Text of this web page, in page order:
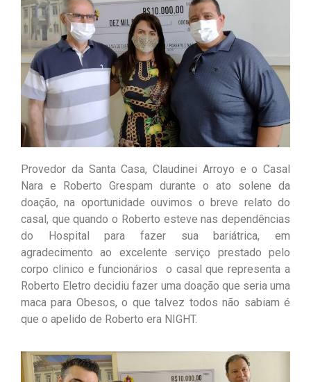
Provedor da Santa Casa, Claudinei Arroyo e o Casal
Nara e Roberto Grespam durante o ato solene da
doação, na oportunidade ouvimos o breve relato do
casal, que quando o Roberto esteve nas dependências
do Hospital para fazer sua bariátrica, em
agradecimento ao excelente serviço prestado pelo
corpo clinico e funcionários o casal que representa a
Roberto Eletro decidiu fazer uma doação que seria uma
maca para Obesos, o que talvez todos não sabiam é
que o apelido de Roberto era NIGHT.